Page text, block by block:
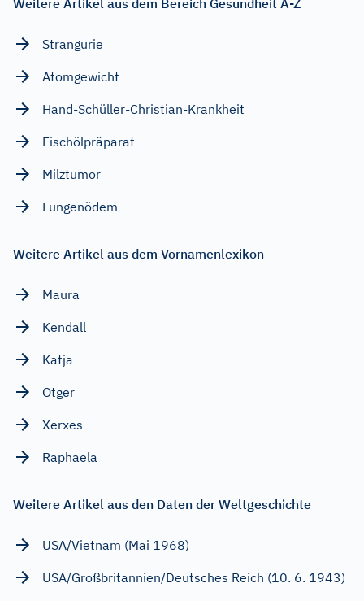
Strangurie
Atomgewicht
Hand-Schüller-Christian-Krankheit
Fischölpräparat
Milztumor
Lungenödem
Weitere Artikel aus dem Vornamenlexikon
Maura
Kendall
Katja
Otger
Xerxes
Raphaela
Weitere Artikel aus den Daten der Weltgeschichte
USA/Vietnam (Mai 1968)
USA/Großbritannien/Deutsches Reich (10. 6. 1943)